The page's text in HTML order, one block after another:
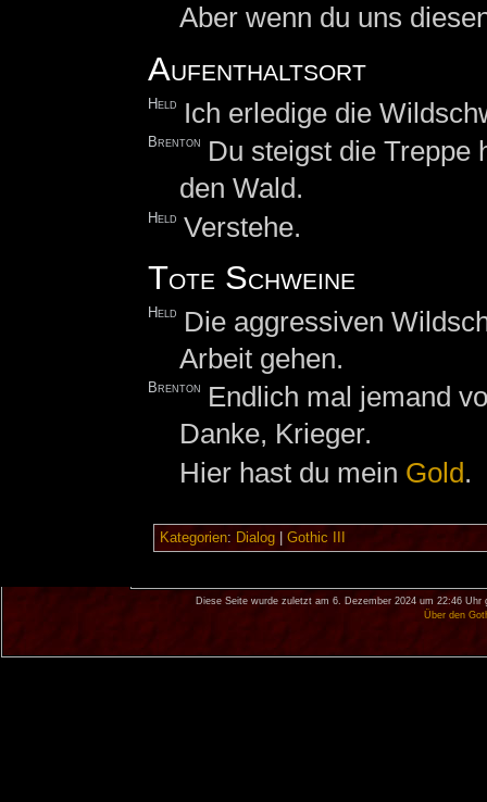
Aber wenn du uns
Aufenthaltsort
Held Ich erledige die
Brenton
Du steigst die Treppe
den Wald.
Held Verstehe.
Tote Schweine
Held
Die aggressiven
Arbeit gehen.
Brenton
Endlich mal jemand
Danke, Krieger.
Hier hast du mein Gold.
Kategorien: Dialog| Gothic III
Diese Seite wurde zuletzt am 6. Dezember 2024 um 22:46 Uhr
Über den